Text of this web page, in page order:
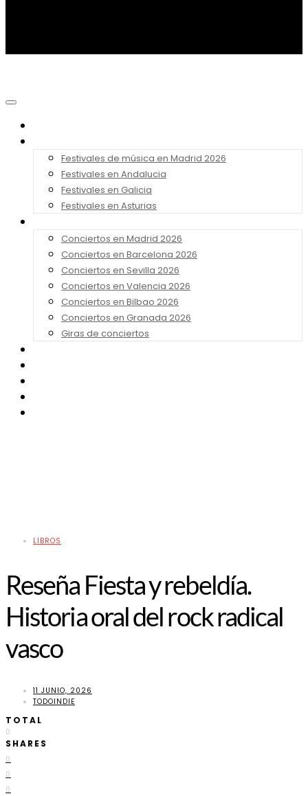
Festivales de música en Madrid 2026
Festivales en Andalucia
Festivales en Galicia
Festivales en Asturias
Conciertos en Madrid 2026
Conciertos en Barcelona 2026
Conciertos en Sevilla 2026
Conciertos en Valencia 2026
Conciertos en Bilbao 2026
Conciertos en Granada 2026
Giras de conciertos
LIBROS
Reseña Fiesta y rebeldía.
Historia oral del rock radical
vasco
11 JUNIO, 2026
TODOINDIE
TOTAL
0
SHARES
0
0
0